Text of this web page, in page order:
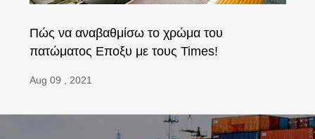
Πώς να αναβαθμίσω το χρώμα του
πατώματος Εποξυ με τους Times!
Aug 09 , 2021